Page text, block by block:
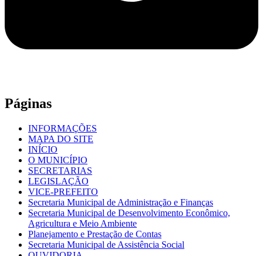
Páginas
INFORMAÇÕES
MAPA DO SITE
INÍCIO
O MUNICÍPIO
SECRETARIAS
LEGISLAÇÃO
VICE-PREFEITO
Secretaria Municipal de Administração e Finanças
Secretaria Municipal de Desenvolvimento Econômico,
Agricultura e Meio Ambiente
Planejamento e Prestação de Contas
Secretaria Municipal de Assistência Social